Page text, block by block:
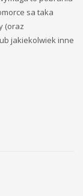
sa taka
(oraz
jakiekolwiek inne